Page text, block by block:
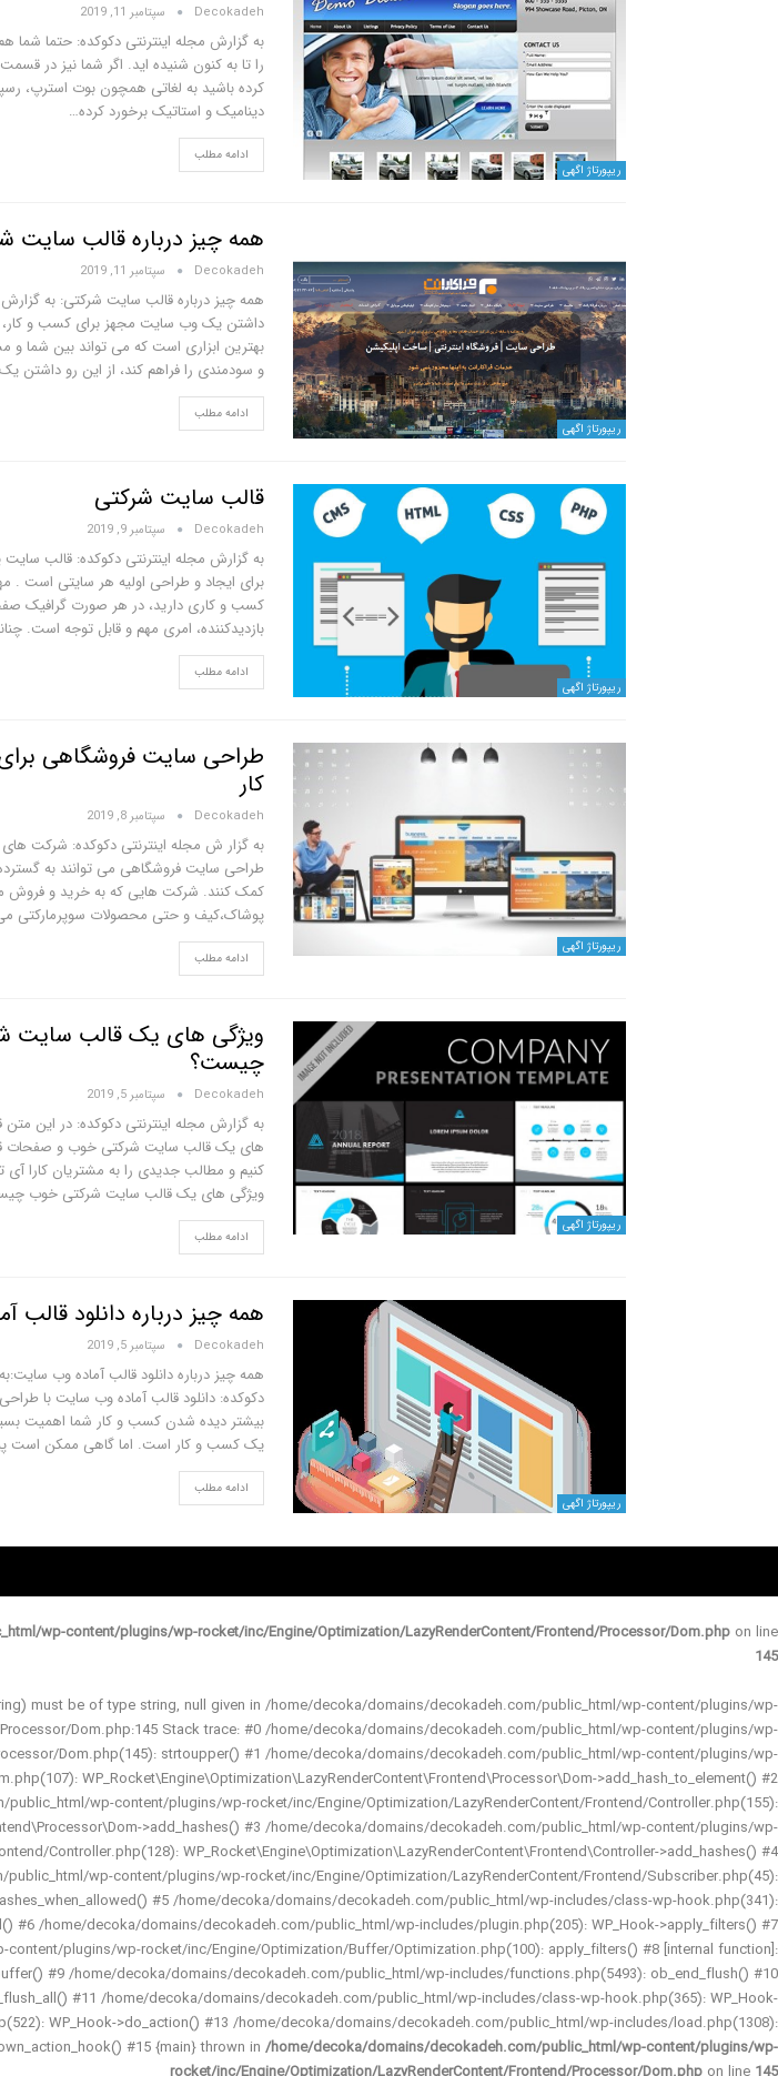
ریپورتاژ اگهی
Decokadeh سپتامبر 11, 2019
به گزارش مجله اینترنتی دکوکده: حتما شما
را تا به کنون شنیده اید. اگر شما نیز در
کرده باشید به لغاتی همچون بوت استرپ،
دینامیک و استاتیک برخورد کرده…
ادامه مطلب
ریپورتاژ اگهی
همه چیز درباره قالب سایت
Decokadeh سپتامبر 11, 2019
همه چیز درباره قالب سایت شرکتی: به گزارش
داشتن یک وب سایت مجهز برای کسب و کار،
بهترین ابزاری است که می تواند بین شما و
و سودمندی را فراهم کند، از این رو داشتن
ادامه مطلب
ریپورتاژ اگهی
قالب سایت شرکتی
Decokadeh سپتامبر 9, 2019
به گزارش مجله اینترنتی دکوکده: قالب سایت
برای ایجاد و طراحی اولیه هر سایتی است
کسب و کاری دارید، در هر صورت گرافیک
بازدیدکننده، امری مهم و قابل توجه است.
ادامه مطلب
ریپورتاژ اگهی
طراحی سایت فروشگاهی
کار
Decokadeh سپتامبر 8, 2019
به گزار ش مجله اینترنتی دکوکده: شرکت های
طراحی سایت فروشگاهی می توانند به
کمک کنند. شرکت هایی که به خرید و فروش
پوشاک،کیف و حتی محصولات سوپرمارکتی می
ادامه مطلب
ریپورتاژ اگهی
ویژگی های یک قالب سایت
چیست؟
Decokadeh سپتامبر 5, 2019
به گزارش مجله اینترنتی دکوکده: در این
های یک قالب سایت شرکتی خوب و
ویژگی های یک قالب سایت شرکتی خوب
ادامه مطلب
ریپورتاژ اگهی
همه چیز درباره دانلود
Decokadeh سپتامبر 5, 2019
همه چیز درباره دانلود قالب آماده وب
دکوکده: دانلود قالب آماده وب سایت با
بیشتر دیده شدن کسب و کار شما اهمیت
یک کسب و کار است. اما گاهی ممکن است
ادامه مطلب
wp-content/plugins/wp-rocket/inc/Engine/Optimization/LazyRenderContent/Frontend/Processor/Dom.php on line
145
must be of type string, null given in /home/decoka/domains/decokadeh.com/public_html/wp-content/plugins/wp-
Dom.php:145 Stack trace: #0 /home/decoka/domains/decokadeh.com/public_html/wp-content/plugins/wp-
Dom.php(145): strtoupper() #1 /home/decoka/domains/decokadeh.com/public_html/wp-content/plugins/wp-
WP_Rocket\Engine\Optimization\LazyRenderContent\Frontend\Processor\Dom->add_hash_to_element() #2
wp-content/plugins/wp-rocket/inc/Engine/Optimization/LazyRenderContent/Frontend/Controller.php(155):
>add_hashes() #3 /home/decoka/domains/decokadeh.com/public_html/wp-content/plugins/wp-
Controller.php(128): WP_Rocket\Engine\Optimization\LazyRenderContent\Frontend\Controller->add_hashes() #4
wp-content/plugins/wp-rocket/inc/Engine/Optimization/LazyRenderContent/Frontend/Subscriber.php(45):
#5 /home/decoka/domains/decokadeh.com/public_html/wp-includes/class-wp-hook.php(341):
#6 /home/decoka/domains/decokadeh.com/public_html/wp-includes/plugin.php(205): WP_Hook->apply_filters() #7
plugins/wp-rocket/inc/Engine/Optimization/Buffer/Optimization.php(100): apply_filters() #8 [internal function]:
#9 /home/decoka/domains/decokadeh.com/public_html/wp-includes/functions.php(5493): ob_end_flush() #10
#11 /home/decoka/domains/decokadeh.com/public_html/wp-includes/class-wp-hook.php(365): WP_Hook-
WP_Hook->do_action() #13 /home/decoka/domains/decokadeh.com/public_html/wp-includes/load.php(1308):
#15 {main} thrown in /home/decoka/domains/decokadeh.com/public_html/wp-content/plugins/wp-